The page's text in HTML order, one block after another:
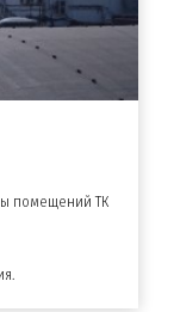
помещений ТК